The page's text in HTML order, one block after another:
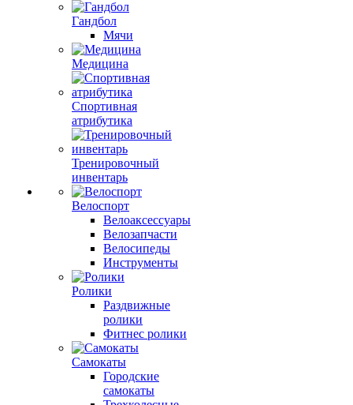
Гандбол
Мячи
Медицина
Спортивная
атрибутика
Тренировочный
инвентарь
Велоспорт
Велоаксессуары
Велозапчасти
Велосипеды
Инструменты
Ролики
Раздвижные
ролики
Фитнес ролики
Самокаты
Городские
самокаты